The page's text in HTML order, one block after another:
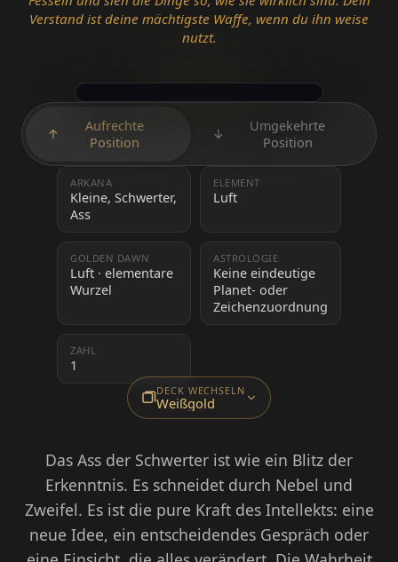
Verstand ist deine mächtigste Waffe, wenn du ihn weise
nutzt.
↑
Aufrechte
Position
↓
Umgekehrte
Position
ARKANA
Kleine, Schwerter,
Ass
ELEMENT
Luft
GOLDEN DAWN
Luft · elementare
Wurzel
ASTROLOGIE
Keine eindeutige
Planet- oder
Zeichenzuordnung
ZAHL
1
DECK WECHSELN
Weißgold
Das Ass der Schwerter ist wie ein Blitz der
Erkenntnis. Es schneidet durch Nebel und
Zweifel. Es ist die pure Kraft des Intellekts: eine
neue Idee, ein entscheidendes Gespräch oder